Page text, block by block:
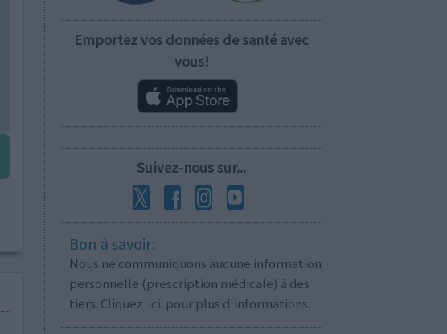
Emportez vos données de santé avec
vous!
Suivez-nous sur...
Bon à savoir:
Nous ne communiquons aucune information
personnelle (prescription médicale) à des
tiers. Cliquez ici pour plus d'informations.